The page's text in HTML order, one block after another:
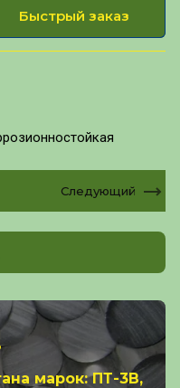
марок: ПТ-3В,
Быстрый заказ
Следующий